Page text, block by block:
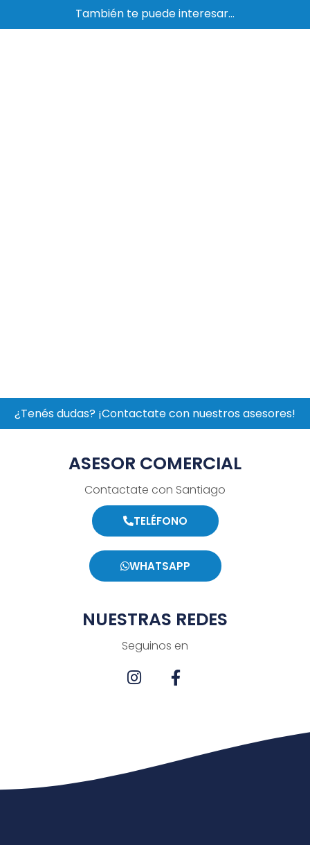
También te puede interesar…
¿Tenés dudas? ¡Contactate con nuestros asesores!
ASESOR COMERCIAL
Contactate con Santiago
TELÉFONO
WHATSAPP
NUESTRAS REDES
Seguinos en